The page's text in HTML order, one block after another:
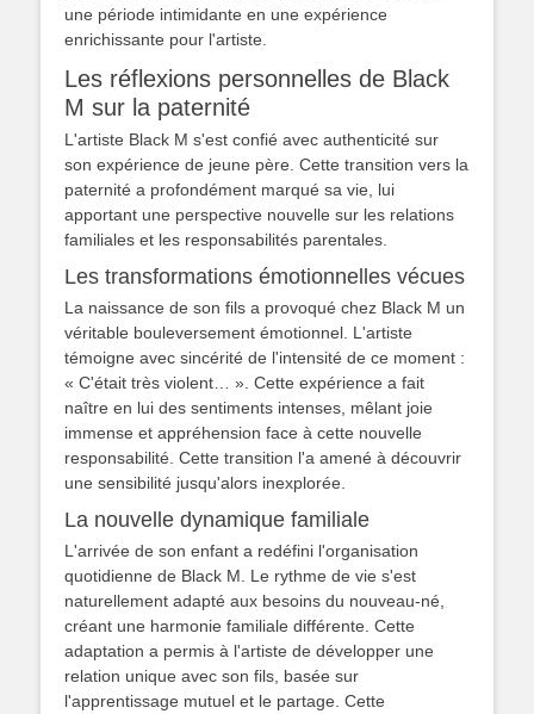
une période intimidante en une expérience
enrichissante pour l'artiste.
Les réflexions personnelles de Black
M sur la paternité
L'artiste Black M s'est confié avec authenticité sur
son expérience de jeune père. Cette transition vers la
paternité a profondément marqué sa vie, lui
apportant une perspective nouvelle sur les relations
familiales et les responsabilités parentales.
Les transformations émotionnelles vécues
La naissance de son fils a provoqué chez Black M un
véritable bouleversement émotionnel. L'artiste
témoigne avec sincérité de l'intensité de ce moment :
« C'était très violent… ». Cette expérience a fait
naître en lui des sentiments intenses, mêlant joie
immense et appréhension face à cette nouvelle
responsabilité. Cette transition l'a amené à découvrir
une sensibilité jusqu'alors inexplorée.
La nouvelle dynamique familiale
L'arrivée de son enfant a redéfini l'organisation
quotidienne de Black M. Le rythme de vie s'est
naturellement adapté aux besoins du nouveau-né,
créant une harmonie familiale différente. Cette
adaptation a permis à l'artiste de développer une
relation unique avec son fils, basée sur
l'apprentissage mutuel et le partage. Cette